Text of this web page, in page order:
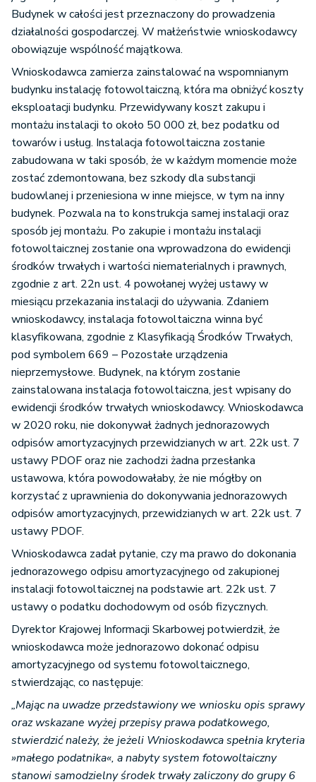
Budynek w całości jest przeznaczony do prowadzenia
działalności gospodarczej. W małżeństwie wnioskodawcy
obowiązuje wspólność majątkowa.
Wnioskodawca zamierza zainstalować na wspomnianym
budynku instalację fotowoltaiczną, która ma obniżyć koszty
eksploatacji budynku. Przewidywany koszt zakupu i
montażu instalacji to około 50 000 zł, bez podatku od
towarów i usług. Instalacja fotowoltaiczna zostanie
zabudowana w taki sposób, że w każdym momencie może
zostać zdemontowana, bez szkody dla substancji
budowlanej i przeniesiona w inne miejsce, w tym na inny
budynek. Pozwala na to konstrukcja samej instalacji oraz
sposób jej montażu. Po zakupie i montażu instalacji
fotowoltaicznej zostanie ona wprowadzona do ewidencji
środków trwałych i wartości niematerialnych i prawnych,
zgodnie z art. 22n ust. 4 powołanej wyżej ustawy w
miesiącu przekazania instalacji do używania. Zdaniem
wnioskodawcy, instalacja fotowoltaiczna winna być
klasyfikowana, zgodnie z Klasyfikacją Środków Trwałych,
pod symbolem 669 – Pozostałe urządzenia
nieprzemysłowe. Budynek, na którym zostanie
zainstalowana instalacja fotowoltaiczna, jest wpisany do
ewidencji środków trwałych wnioskodawcy. Wnioskodawca
w 2020 roku, nie dokonywał żadnych jednorazowych
odpisów amortyzacyjnych przewidzianych w art. 22k ust. 7
ustawy PDOF oraz nie zachodzi żadna przesłanka
ustawowa, która powodowałaby, że nie mógłby on
korzystać z uprawnienia do dokonywania jednorazowych
odpisów amortyzacyjnych, przewidzianych w art. 22k ust. 7
ustawy PDOF.
Wnioskodawca zadał pytanie, czy ma prawo do dokonania
jednorazowego odpisu amortyzacyjnego od zakupionej
instalacji fotowoltaicznej na podstawie art. 22k ust. 7
ustawy o podatku dochodowym od osób fizycznych.
Dyrektor Krajowej Informacji Skarbowej potwierdził, że
wnioskodawca może jednorazowo dokonać odpisu
amortyzacyjnego od systemu fotowoltaicznego,
stwierdzając, co następuje:
„Mając na uwadze przedstawiony we wniosku opis sprawy
oraz wskazane wyżej przepisy prawa podatkowego,
stwierdzić należy, że jeżeli Wnioskodawca spełnia kryteria
»małego podatnika«, a nabyty system fotowoltaiczny
stanowi samodzielny środek trwały zaliczony do grupy 6